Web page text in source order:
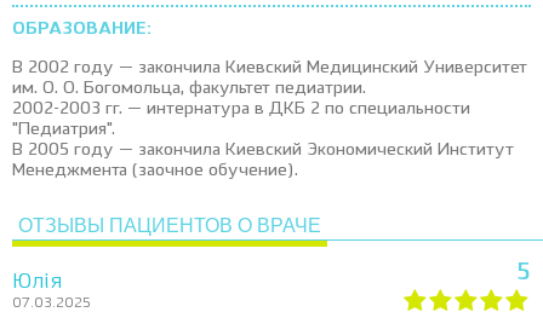
ОБРАЗОВАНИЕ:
В 2002 году — закончила Киевский Медицинский Университет
им. О. О. Богомольца, факультет педиатрии.
2002-2003 гг. — интернатура в ДКБ 2 по специальности
"Педиатрия".
В 2005 году — закончила Киевский Экономический Институт
Менеджмента (заочное обучение).
ОТЗЫВЫ ПАЦИЕНТОВ О ВРАЧЕ
Юлія
07.03.2025
5